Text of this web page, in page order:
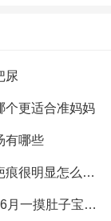
。
一张B超图引
尿
个更适合准妈妈
有哪些
剖腹产疤痕很明显是怎么回事 剖腹产疤痕很明显怎么消除
怀孕6个月一摸肚子宝宝就动正常吗 孕6月一摸肚子宝宝就动怎么